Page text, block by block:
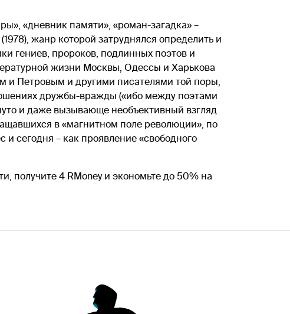
«дневник памяти», «роман-загадка» –
жанр которой затруднялся определить и
гениев, пророков, подлинных поэтов и
жизни Москвы, Одессы и Харькова
и Петровым и другими писателями той поры,
дружбы-вражды («ибо между поэтами
и даже вызывающе необъективный взгляд
в «магнитном поле революции», по
сегодня – как проявление «свободного
получите 4 RMoney и экономьте до 50% на